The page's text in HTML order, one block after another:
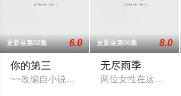
更新至第02集 6.0
你的第三
~~改编自小说《你的第三》（ที่สามของเธอ
更新至第06集 8.0
无尽雨季
两位女性在这部激